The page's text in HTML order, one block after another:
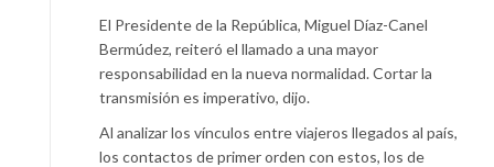
El Presidente de la República, Miguel Díaz-Canel
Bermúdez, reiteró el llamado a una mayor
responsabilidad en la nueva normalidad. Cortar la
transmisión es imperativo, dijo.
Al analizar los vínculos entre viajeros llegados al país,
los contactos de primer orden con estos, los de